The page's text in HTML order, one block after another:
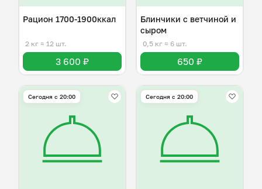
Рацион 1700-1900ккал
2 кг ≈ 12 шт.
3 600 ₽
Блинчики с ветчиной и
сыром
0,5 кг ≈ 6 шт.
650 ₽
Сегодня с 20:00 Сегодня с 20:00